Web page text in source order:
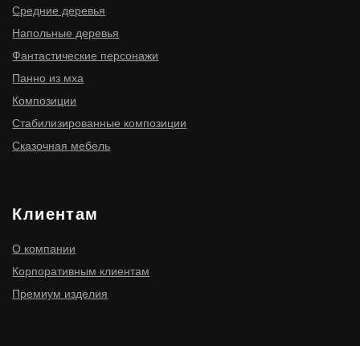
ИНН 910300116977
ИП Мищенко Игорь Станиславович